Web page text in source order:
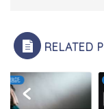
RELATED
資信託